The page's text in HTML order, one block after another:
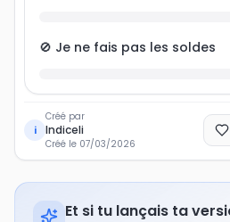
🚫 Je ne fais pas les soldes
i
Créé par
Indiceli
Créé le 07/03/2026
Et si tu lançais ta